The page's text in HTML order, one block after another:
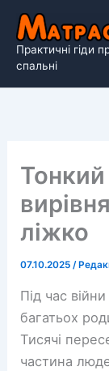
Перейти
вмісту
Практичні гіди
спальні
ліжко
07.10.2025/
Під час
багатьох
Тисячі
частина